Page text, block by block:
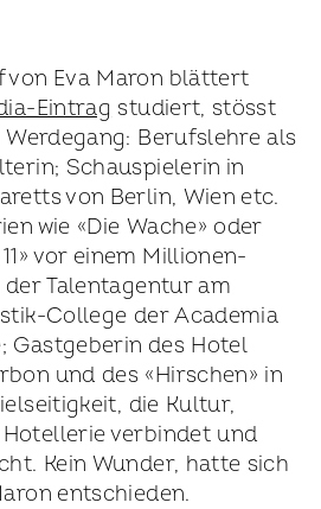
von Eva Maron blättert
Eintrag studiert, stösst
Berufslehre als
Schauspielerin in
von Berlin, Wien etc.
wie «Die Wache» oder
vor einem Millionen-
Talentagentur am
College der Academia
Gastgeberin des Hotel
und des «Hirschen» in
die Kultur,
verbindet und
Kein Wunder, hatte sich
entschieden.